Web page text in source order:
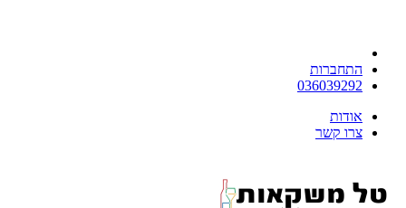
התחברות
036039292
אודות
צרו קשר